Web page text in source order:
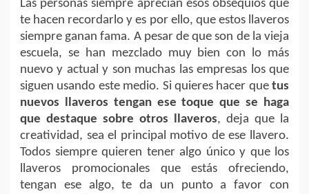
Las personas siempre aprecian esos obsequios que
te hacen recordarlo y es por ello, que estos llaveros
siempre ganan fama. A pesar de que son de la vieja
escuela, se han mezclado muy bien con lo más
nuevo y actual y son muchas las empresas los que
siguen usando este medio. Si quieres hacer que tus
nuevos llaveros tengan ese toque que se haga
que destaque sobre otros llaveros, deja que la
creatividad, sea el principal motivo de ese llavero.
Todos siempre quieren tener algo único y que los
llaveros promocionales que estás ofreciendo,
tengan ese algo, te da un punto a favor con